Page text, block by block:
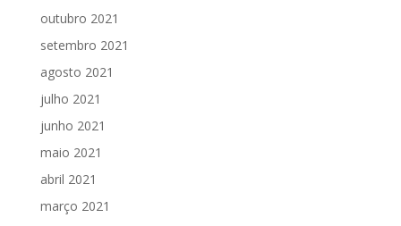
outubro 2021
setembro 2021
agosto 2021
julho 2021
junho 2021
maio 2021
abril 2021
março 2021